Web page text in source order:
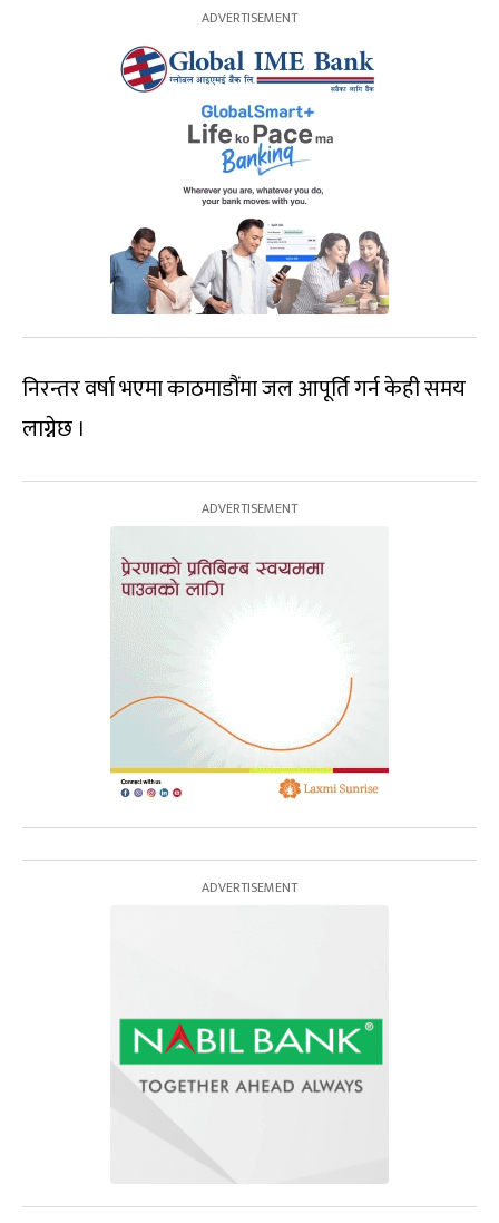
निरन्तर वर्षा भएमा काठमाडौंमा जल आपूर्ति गर्न केही समय
लाग्नेछ ।